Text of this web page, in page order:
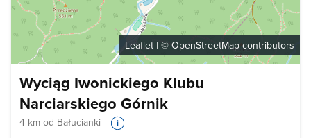
Leaflet | © OpenStreetMap contributors
Wyciąg Iwonickiego Klubu
Narciarskiego Górnik
4 km od Bałucianki